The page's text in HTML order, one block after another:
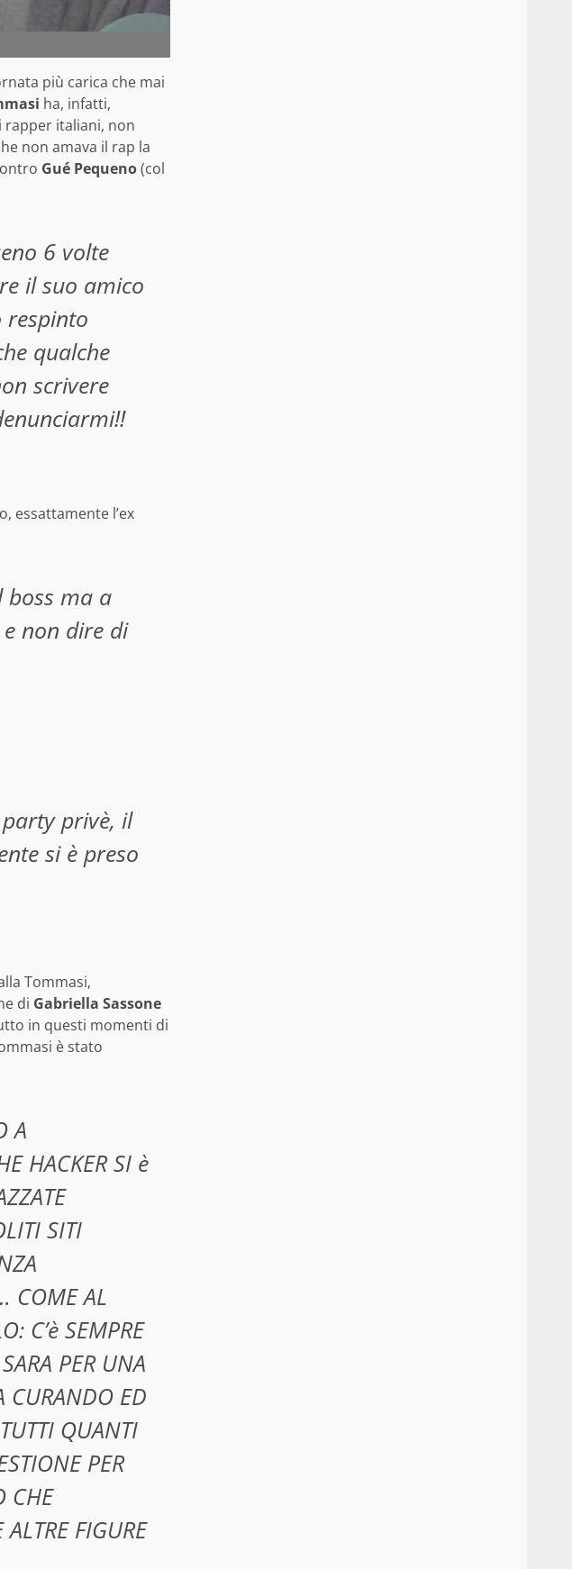
più carica che mai
ha, infatti,
italiani, non
non amava il rap la
Gué Pequeno(col
6 volte
il suo amico
respinto
qualche
scrivere
essattamente l’ex
boss ma a
non dire di
privè, il
si è preso
Tommasi,
di Gabriella Sassone
in questi momenti di
è stato
A
HACKER SI è
SITI
COME AL
C’è SEMPRE
PER UNA
CURANDO ED
QUANTI
PER
CHE
FIGURE